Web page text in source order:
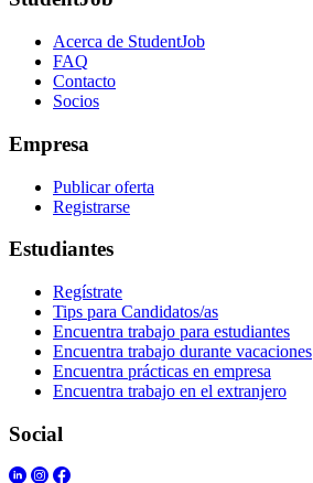
Acerca de StudentJob
FAQ
Contacto
Socios
Empresa
Publicar oferta
Registrarse
Estudiantes
Regístrate
Tips para Candidatos/as
Encuentra trabajo para estudiantes
Encuentra trabajo durante vacaciones
Encuentra prácticas en empresa
Encuentra trabajo en el extranjero
Social